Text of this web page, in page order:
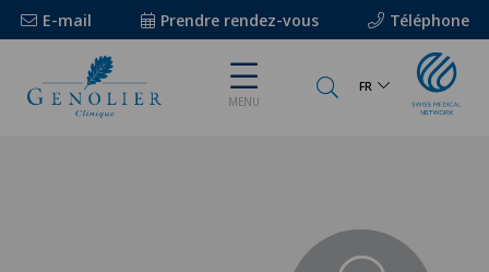
E-mail Prendre rendez-vous Téléphone
MENU
FR